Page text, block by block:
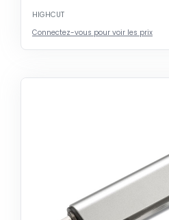
HIGHCUT
Connectez-vous pour voir les prix